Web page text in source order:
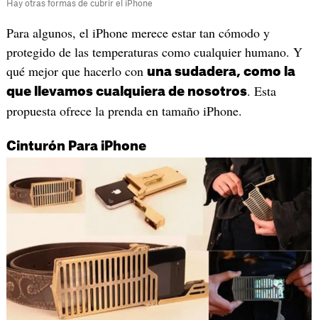
Hay otras formas de cubrir el iPhone
Para algunos, el iPhone merece estar tan cómodo y
protegido de las temperaturas como cualquier humano. Y
qué mejor que hacerlo con una sudadera, como la
que llevamos cualquiera de nosotros. Esta
propuesta ofrece la prenda en tamaño iPhone.
Cinturón Para iPhone